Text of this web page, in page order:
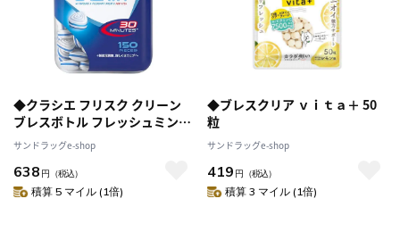
◆クラシエ フリスク クリーン
ブレスボトル フレッシュミント
105g
サンドラッグe-shop
638 円 （税込）
積算 5 マイル (1倍)
◆ブレスクリア ｖｉｔａ＋ 50
粒
サンドラッグe-shop
419 円 （税込）
積算 3 マイル (1倍)